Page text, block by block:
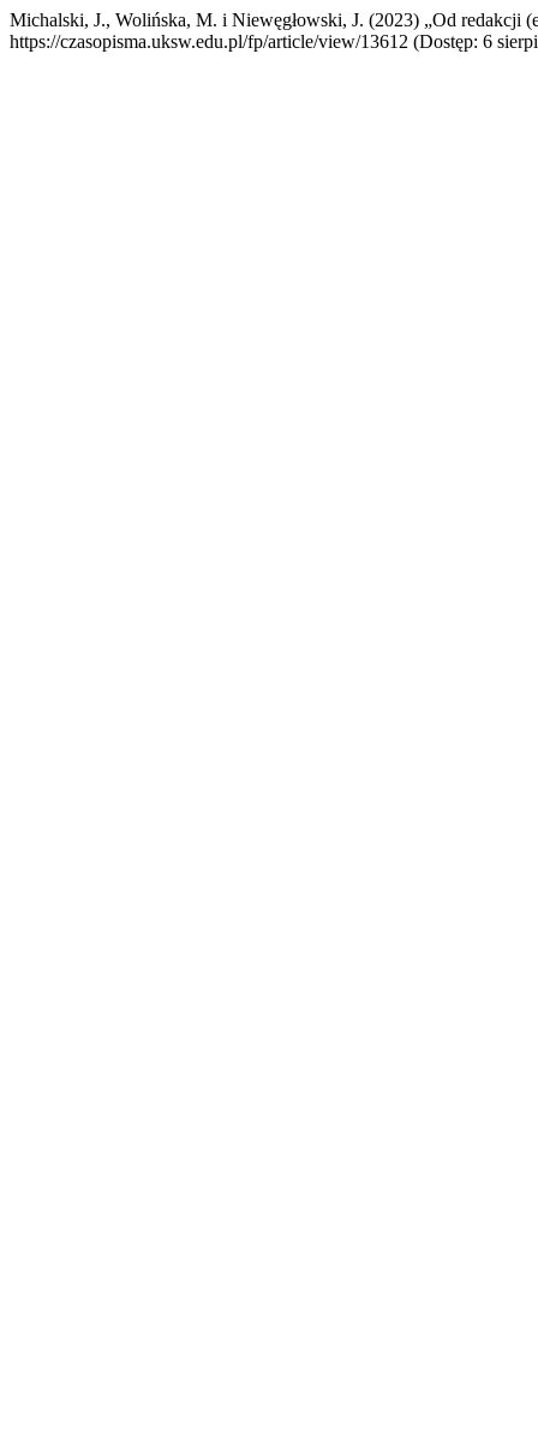
Michalski, J., Wolińska, M. i Niewęgłowski, J. (2023) „Od redakcji
https://czasopisma.uksw.edu.pl/fp/article/view/13612 (Dostęp: 6